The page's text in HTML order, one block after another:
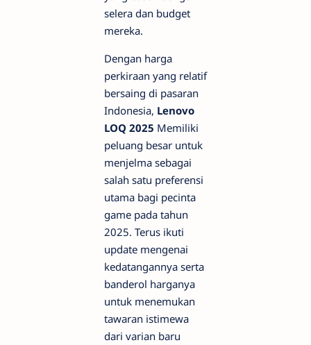
selera dan budget
mereka.
Dengan harga
perkiraan yang relatif
bersaing di pasaran
Indonesia, Lenovo
LOQ 2025 Memiliki
peluang besar untuk
menjelma sebagai
salah satu preferensi
utama bagi pecinta
game pada tahun
2025. Terus ikuti
update mengenai
kedatangannya serta
banderol harganya
untuk menemukan
tawaran istimewa
dari varian baru